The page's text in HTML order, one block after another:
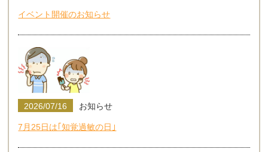
イベント開催のお知らせ
2026/07/16 お知らせ
7月25日は｢知覚過敏の日｣